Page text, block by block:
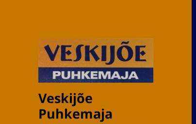
Veskijõe
Puhkemaja